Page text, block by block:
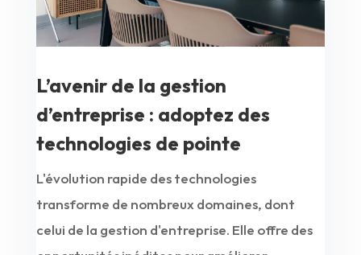
L’avenir de la gestion
d’entreprise : adoptez des
technologies de pointe
L'évolution rapide des technologies
transforme de nombreux domaines, dont
celui de la gestion d'entreprise. Elle offre des